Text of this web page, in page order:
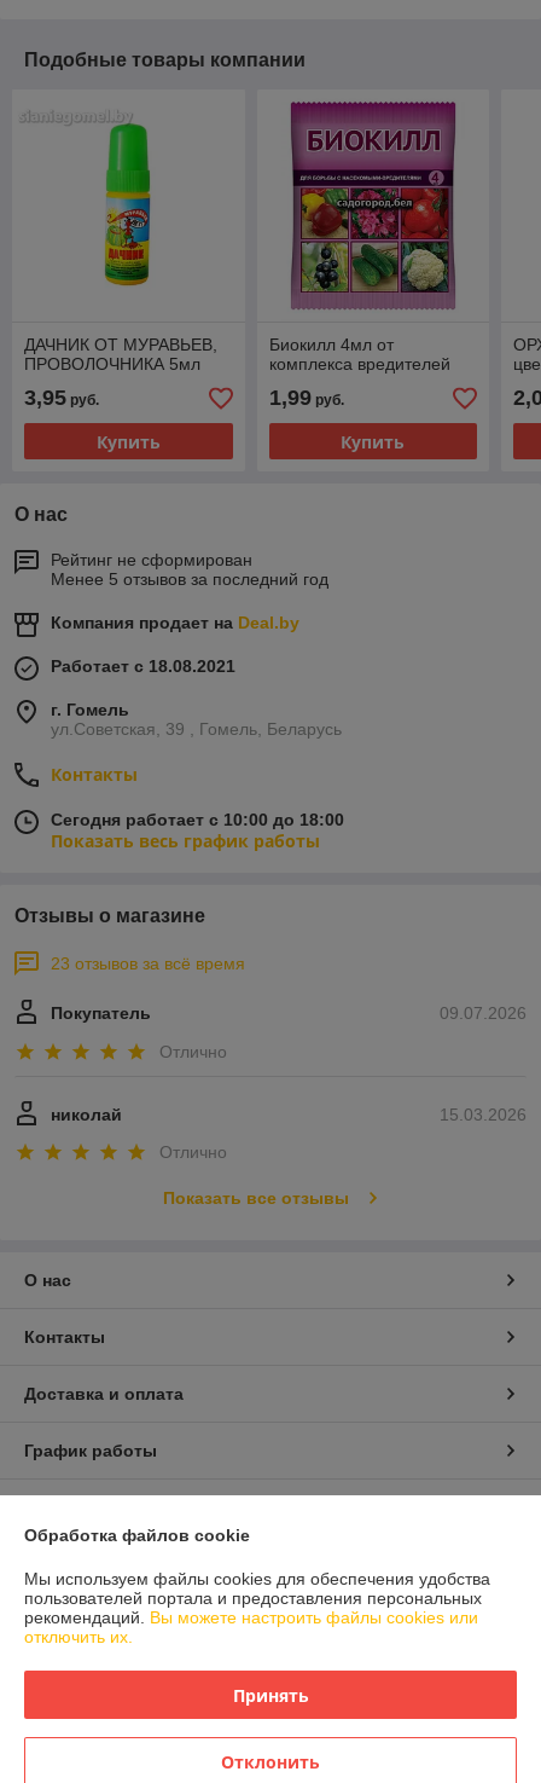
Подобные товары компании
ДАЧНИК ОТ МУРАВЬЕВ,
ПРОВОЛОЧНИКА 5мл
3,95 руб.
Купить
Биокилл 4мл от
комплекса вредителей
1,99руб.
Купить
О нас
Рейтинг не сформирован
Менее 5 отзывов за последний год
Компания продает на Deal.by
Работает с 18.08.2021
г. Гомель
ул.Советская, 39 , Гомель, Беларусь
Контакты
Сегодня работает с 10:00 до 18:00
Показать весь график работы
Отзывы о магазине
23 отзывов за всё время
09.07.2026
Покупатель
Отлично
15.03.2026
николай
Отлично
Показать все отзывы
О нас
Контакты
Доставка и оплата
График работы
Сайт создан на платформе Deal.by
Обработка файлов cookie
Мы используем файлы cookies для обеспечения удобства
пользователей портала и предоставления персональных
рекомендаций. Вы можете настроить файлы cookies или
отключить их.
Принять
Отклонить